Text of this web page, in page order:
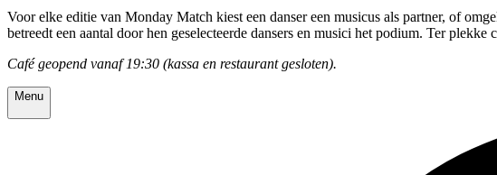
Voor elke editie van Monday Match kiest een danser een musicus als partner, of
betreedt een aantal door hen geselecteerde dansers en musici het podium. Ter
Café geopend vanaf 19:30 (kassa en restaurant gesloten).
Menu